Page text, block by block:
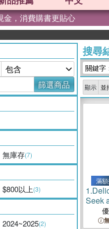
金，消費購書更貼心
篩選商品
無庫存(7)
$800以上(3)
2024~2025(2)
搜尋
關鍵字
顯示
滿
1.
Seek